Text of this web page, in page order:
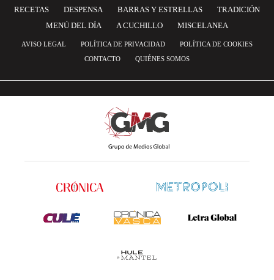
RECETAS DESPENSA BARRAS Y ESTRELLAS
TRADICIÓN
MENÚ DEL DÍA
A CUCHILLO MISCELANEA
AVISO LEGAL POLÍTICA DE PRIVACIDAD
POLÍTICA DE COOKIES
CONTACTO
QUIÉNES SOMOS